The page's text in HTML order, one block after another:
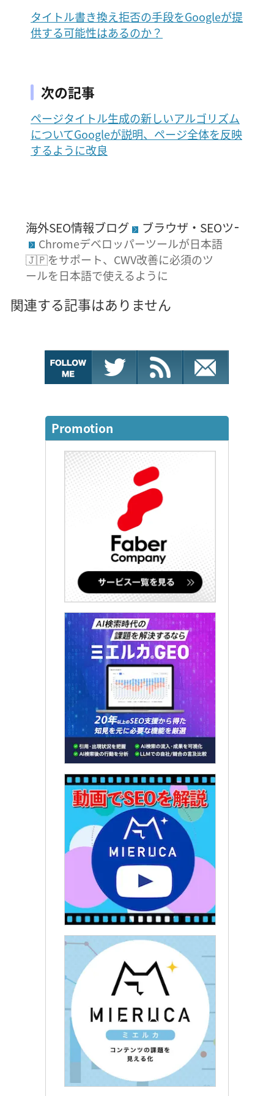
タイトル書き換え拒否の手段をGoogleが提
供する可能性はあるのか？
次の記事
ページタイトル生成の新しいアルゴリズム
についてGoogleが説明、ページ全体を反映
するように改良
海外SEO情報ブログ ブラウザ・SEOツール
Chromeデベロッパーツールが日本語
🇯🇵をサポート、CWV改善に必須のツ
ールを日本語で使えるように
関連する記事はありません
Promotion